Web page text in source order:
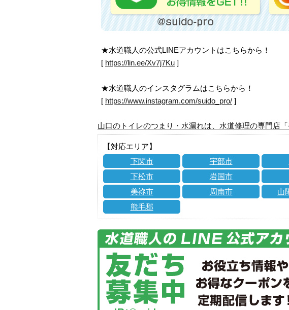
★水道職人の公式LINEアカウントはこちらから！
[ https://lin.ee/Xv7j7Ku ]
★水道職人のインスタグラムはこちらから！
[ https://www.instagram.com/suido_pro/ ]
山口のトイレのつまり・水漏れは、水道修理の専門店
【対応エリア】
下関市
宇部市
下松市
岩国市
美祢市
周南市 山
熊毛郡